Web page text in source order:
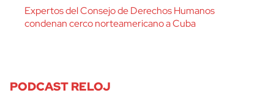
Expertos del Consejo de Derechos Humanos
condenan cerco norteamericano a Cuba
PODCAST RELOJ